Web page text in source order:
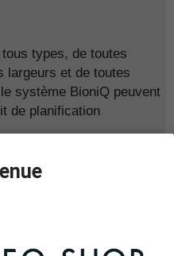
types, de toutes
largeurs et de toutes
système BioniQ peuvent
de planification